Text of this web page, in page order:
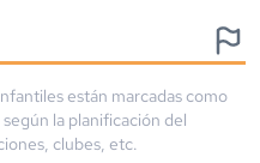
están marcadas como
la planificación del
clubes, etc.